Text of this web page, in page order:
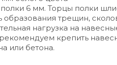
6 мм. Торцы полки
образования трещин,
нагрузка на
рекомендуем крепить
или бетона.